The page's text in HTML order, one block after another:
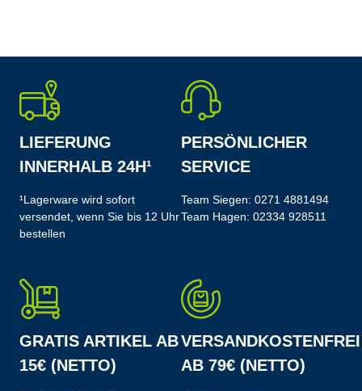
LIEFERUNG
INNERHALB 24H¹
¹Lagerware wird sofort
versendet, wenn Sie bis 12 Uhr
bestellen
PERSÖNLICHER
SERVICE
Team Siegen: 0271 4881494
Team Hagen: 02334 928511
GRATIS ARTIKEL AB
15€ (NETTO)
VERSANDKOSTENFREI
AB 79€ (NETTO)